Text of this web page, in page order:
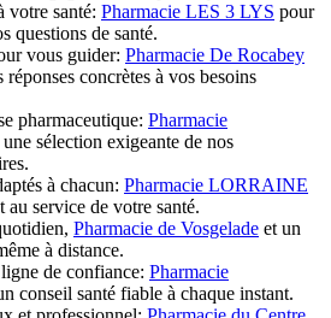
votre santé: Pharmacie LES 3 LYS pour
questions de santé.
vous guider: Pharmacie De Rocabey
réponses concrètes à vos besoins
pharmaceutique: Pharmacie
sélection exigeante de nos
à chacun: Pharmacie LORRAINE
au service de votre santé.
Pharmacie de Vosgelade et un
à distance.
de confiance: Pharmacie
conseil santé fiable à chaque instant.